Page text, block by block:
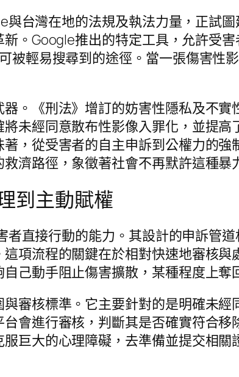
台灣在地的法規及執法力量，正試
。Google推出的特定工具，允許受
輕易搜尋到的途徑。當一張傷害性
。《刑法》增訂的妨害性隱私及不實
未經同意散布性影像入罪化，並提
，從受害者的自主申訴到公權力的
濟路徑，象徵著社會不再默許這種暴
到主動賦權
直接行動的能力。其設計的申訴管
項流程的關鍵在於相對快速地審核
己動手阻止傷害擴散，某種程度上奪
審核標準。它主要針對的是明確未
會進行審核，判斷其是否確實符合
巨大的心理障礙，去準備並提交相